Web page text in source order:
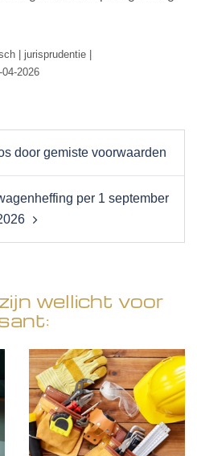
| jurisprudentie |
2026
door gemiste voorwaarden
per 1 september
wellicht voor